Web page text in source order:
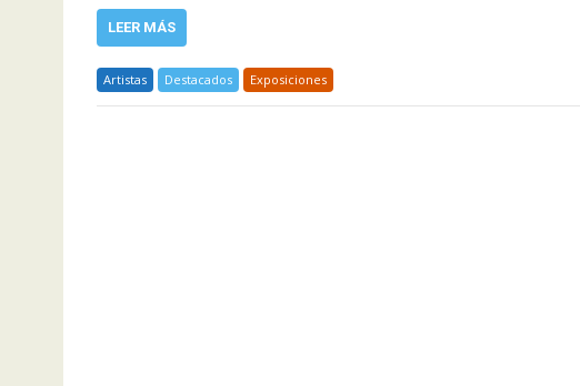
LEER MÁS
Artistas Destacados Exposiciones